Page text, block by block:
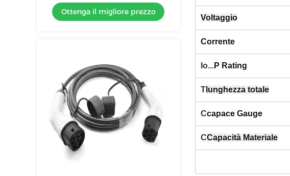
extraOttenga il migliore prezzo
Voltaggio
Corrente
Io...P Rating
T lunghezza totale
Ccapace Gauge
CCapacità Materiale